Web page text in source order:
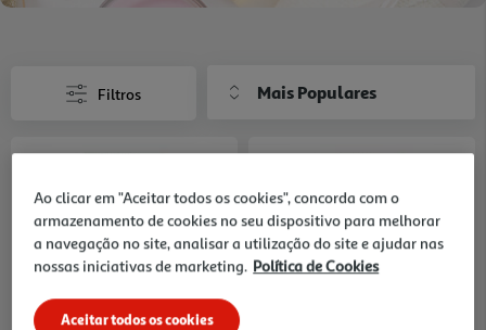
Filtros Mais Populares
4.7 (3)
Suave Lavanda E Gengibre 85g
38.71 €/Kg
Champô Sólido Cosmia Bio
Ao clicar em "Aceitar todos os cookies", concorda com o
armazenamento de cookies no seu dispositivo para melhorar
a navegação no site, analisar a utilização do site e ajudar nas
nossas iniciativas de marketing. Política de Cookies
Aceitar todos os cookies